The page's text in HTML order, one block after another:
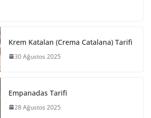
Krem Katalan (Crema Catalana) Tarifi
30 Ağustos 2025
Empanadas Tarifi
28 Ağustos 2025